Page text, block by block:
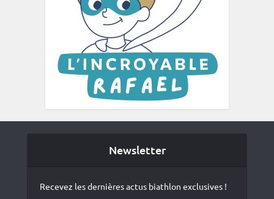
Newsletter
Recevez les dernières actus biathlon exclusives !